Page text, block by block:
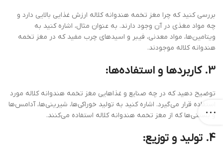
بررسی کنید که چرا مغز تخمه هندوانه کلاله ارزش غذایی بالایی دارد و
چه مواد مغذی در آن وجود دارند. به عنوان مثال، اشاره کنید به
ویتامین‌ها، مواد معدنی، فیبر و اسیدهای چرب مفید که در مغز تخمه
هندوانه کلاله موجودند.
3. کاربردها و استفاده‌ها:
توضیح دهید که در چه صنایع و غذاهایی مغز تخمه هندوانه کلاله مورد
استفاده قرار می‌گیرد. اشاره کنید به تولید خوراکی‌ها، شیرینی‌ها، آدامس‌ها
و بستنی‌ها که از مغز تخمه هندوانه کلاله استفاده می‌کنند.
4. تولید و توزیع: